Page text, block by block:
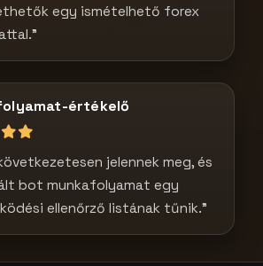
egy ismételhető forex
értékelő
jelennek meg, és
bot munkafolyamat egy
ellenőrző listának tűnik.”